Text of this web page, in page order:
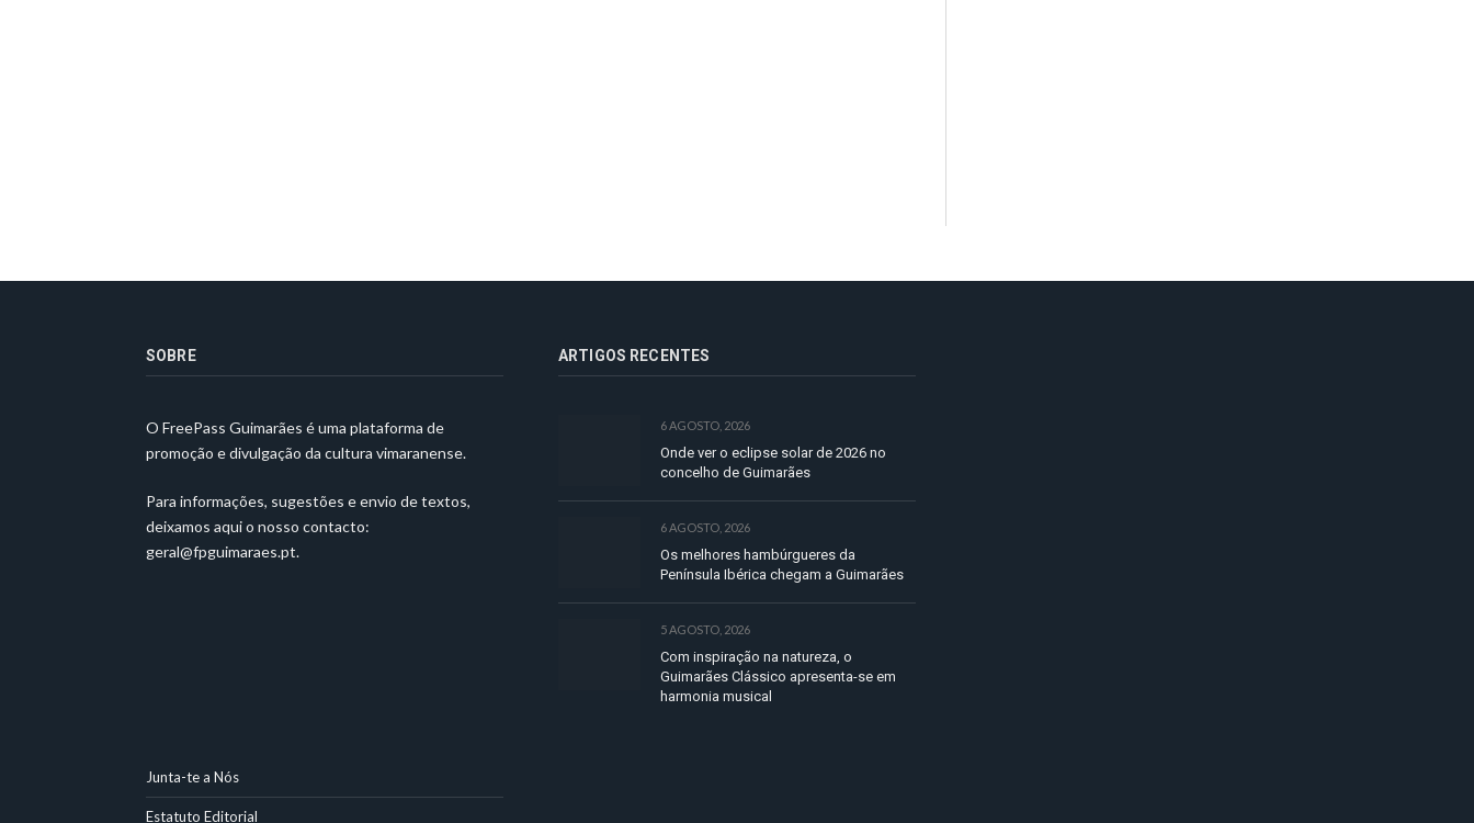
SOBRE
O FreePass Guimarães é uma plataforma de
promoção e divulgação da cultura vimaranense.
Para informações, sugestões e envio de textos,
deixamos aqui o nosso contacto:
geral@fpguimaraes.pt.
ARTIGOS RECENTES
6 AGOSTO, 2026
Onde ver o eclipse solar de 2026 no
concelho de Guimarães
6 AGOSTO, 2026
Os melhores hambúrgueres da
Península Ibérica chegam a Guimarães
5 AGOSTO, 2026
Com inspiração na natureza, o
Guimarães Clássico apresenta-se em
harmonia musical
Junta-te a Nós
Estatuto Editorial